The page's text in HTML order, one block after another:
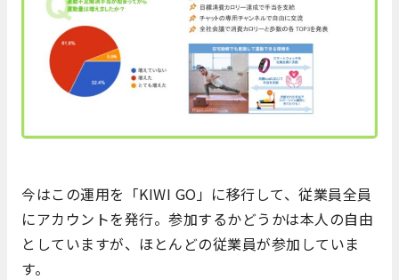
今はこの運用を「KIWI GO」に移行して、従業員全員
にアカウントを発行。参加するかどうかは本人の自由
としていますが、ほとんどの従業員が参加していま
す。